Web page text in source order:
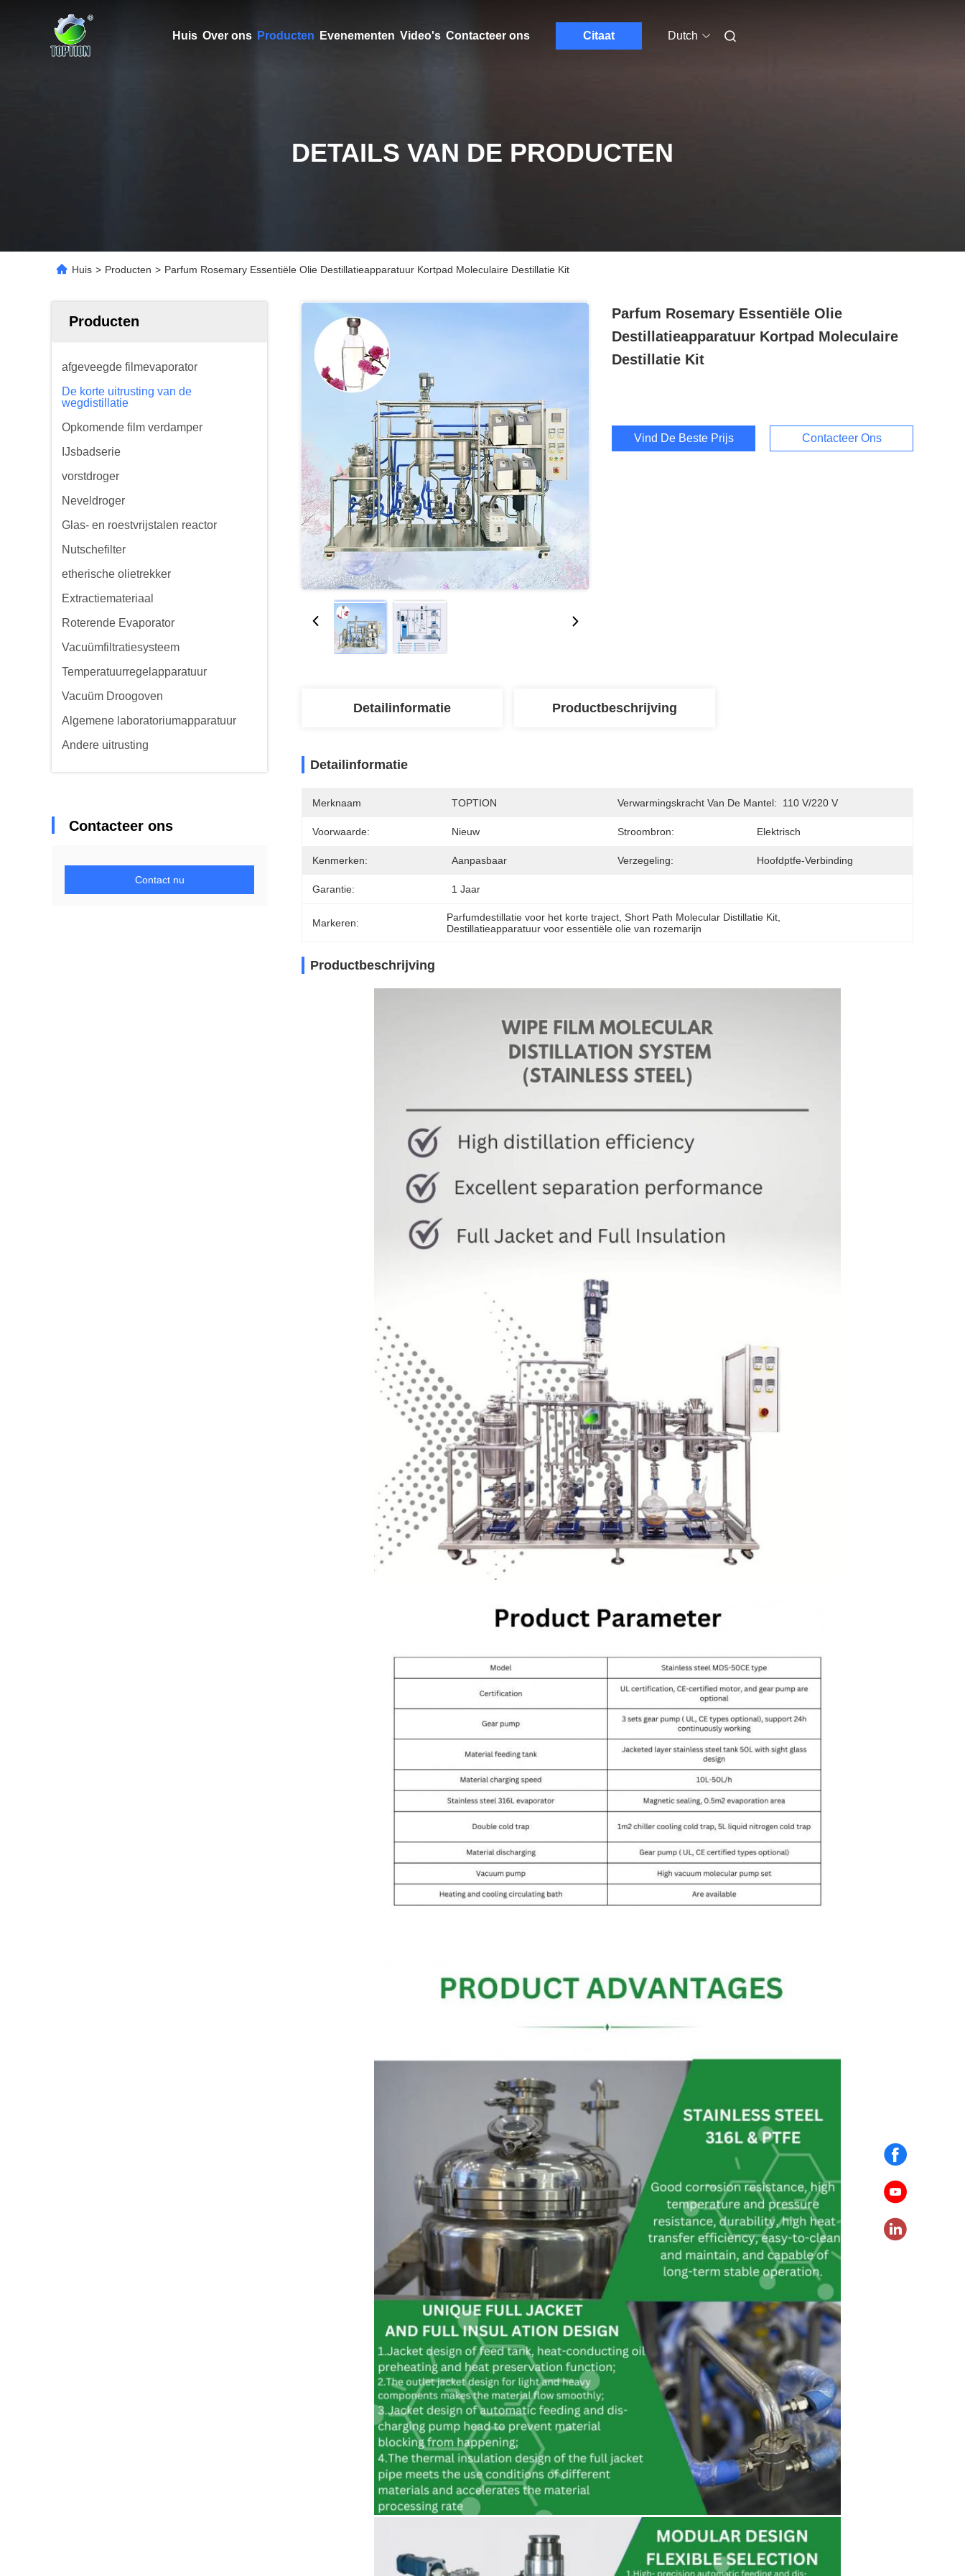
Huis Over ons Producten Evenementen Video's Contacteer ons Citaat Dutch
DETAILS VAN DE PRODUCTEN
Huis > Producten > Parfum Rosemary Essentiële Olie Destillatieapparatuur Kortpad Moleculaire Destillatie Kit
Producten
afgeveegde filmevaporator
De korte uitrusting van de
wegdistillatie
Opkomende film verdamper
IJsbadserie
vorstdroger
Neveldroger
Glas- en roestvrijstalen reactor
Nutschefilter
etherische olietrekker
Extractiemateriaal
Roterende Evaporator
Vacuümfiltratiesysteem
Temperatuurregelapparatuur
Vacuüm Droogoven
Algemene laboratoriumapparatuur
Andere uitrusting
Contacteer ons
Contact nu
Parfum Rosemary Essentiële Olie
Destillatieapparatuur Kortpad Moleculaire
Destillatie Kit
Vind De Beste Prijs Contacteer Ons
Detailinformatie Productbeschrijving
Detailinformatie
Merknaam TOPTION Verwarmingskracht Van De Mantel: 110 V/220 V
Voorwaarde: Nieuw Stroombron: Elektrisch
Kenmerken: Aanpasbaar Verzegeling: Hoofdptfe-Verbinding
Garantie: 1 Jaar
Markeren: Parfumdestillatie voor het korte traject , Short Path Molecular Distillatie Kit
Destillatieapparatuur voor essentiële olie van rozemarijn
Productbeschrijving